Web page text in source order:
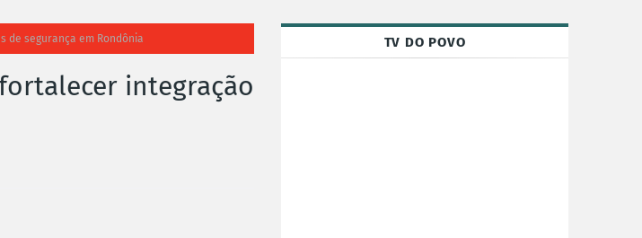
de segurança em Rondônia
integração
TV DO POVO